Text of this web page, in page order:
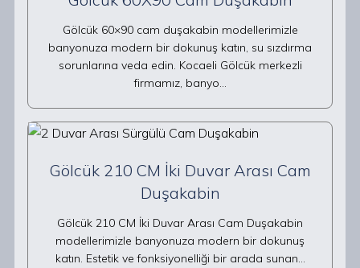
Gölcük 60×90 cam duşakabin modellerimizle
banyonuza modern bir dokunuş katın, su sızdırma
sorunlarına veda edin. Kocaeli Gölcük merkezli
firmamız, banyo…
Gölcük 210 CM İki Duvar Arası Cam
Duşakabin
Gölcük 210 CM İki Duvar Arası Cam Duşakabin
modellerimizle banyonuza modern bir dokunuş
katın. Estetik ve fonksiyonelliği bir arada sunan…